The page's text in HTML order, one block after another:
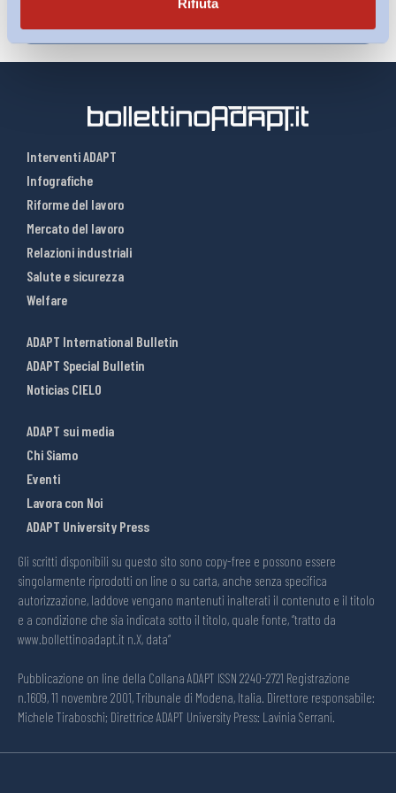
Rifiuta
Interventi ADAPT
Infografiche
Riforme del lavoro
Mercato del lavoro
Relazioni industriali
Salute e sicurezza
Welfare
ADAPT International Bulletin
ADAPT Special Bulletin
Noticias CIELO
ADAPT sui media
Chi Siamo
Eventi
Lavora con Noi
ADAPT University Press
Gli scritti disponibili su questo sito sono copy-free e possono essere
singolarmente riprodotti on line o su carta, anche senza specifica
autorizzazione, laddove vengano mantenuti inalterati il contenuto e il titolo
e a condizione che sia indicata sotto il titolo, quale fonte, “tratto da
www.bollettinoadapt.it n.X, data“
Pubblicazione on line della Collana ADAPT ISSN 2240-2721 Registrazione
n.1609, 11 novembre 2001, Tribunale di Modena, Italia. Direttore responsabile:
Michele Tiraboschi; Direttrice ADAPT University Press: Lavinia Serrani.